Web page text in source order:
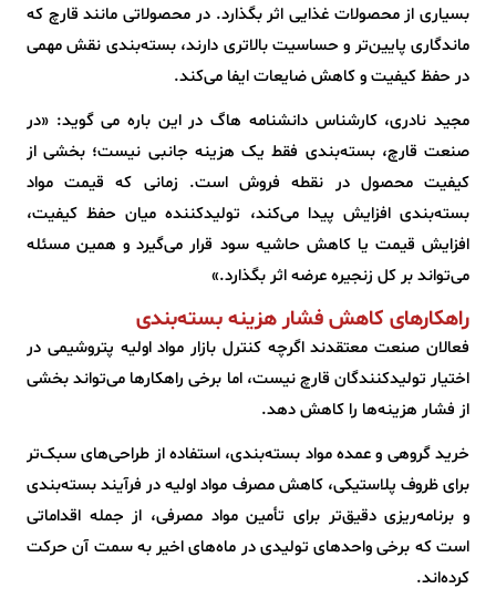
بسیاری از محصولات غذایی اثر بگذارد. در محصولاتی مانند قارچ که
ماندگاری پایین‌تر و حساسیت بالاتری دارند، بسته‌بندی نقش مهمی
در حفظ کیفیت و کاهش ضایعات ایفا می‌کند.
مجید نادری، کارشناس دانشنامه هاگ در این باره می گوید: «در
صنعت قارچ، بسته‌بندی فقط یک هزینه جانبی نیست؛ بخشی از
کیفیت محصول در نقطه فروش است. زمانی که قیمت مواد
بسته‌بندی افزایش پیدا می‌کند، تولیدکننده میان حفظ کیفیت،
افزایش قیمت یا کاهش حاشیه سود قرار می‌گیرد و همین مسئله
می‌تواند بر کل زنجیره عرضه اثر بگذارد.»
راهکارهای کاهش فشار هزینه بسته‌بندی
فعالان صنعت معتقدند اگرچه کنترل بازار مواد اولیه پتروشیمی در
اختیار تولیدکنندگان قارچ نیست، اما برخی راهکارها می‌تواند بخشی
از فشار هزینه‌ها را کاهش دهد.
خرید گروهی و عمده مواد بسته‌بندی، استفاده از طراحی‌های سبک‌تر
برای ظروف پلاستیکی، کاهش مصرف مواد اولیه در فرآیند بسته‌بندی
و برنامه‌ریزی دقیق‌تر برای تأمین مواد مصرفی، از جمله اقداماتی
است که برخی واحدهای تولیدی در ماه‌های اخیر به سمت آن حرکت
کرده‌اند.